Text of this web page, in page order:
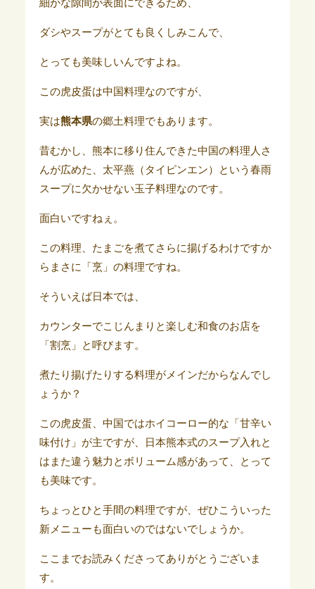
細かな隙間が表面にできるため、
ダシやスープがとても良くしみこんで、
とっても美味しいんですよね。
この虎皮蛋は中国料理なのですが、
実は熊本県の郷土料理でもあります。
昔むかし、熊本に移り住んできた中国の料理人さ
んが広めた、太平燕（タイピンエン）という春雨
スープに欠かせない玉子料理なのです。
面白いですねぇ。
この料理、たまごを煮てさらに揚げるわけですか
らまさに「烹」の料理ですね。
そういえば日本では、
カウンターでこじんまりと楽しむ和食のお店を
「割烹」と呼びます。
煮たり揚げたりする料理がメインだからなんでし
ょうか？
この虎皮蛋、中国ではホイコーロー的な「甘辛い
味付け」が主ですが、日本熊本式のスープ入れと
はまた違う魅力とボリューム感があって、とって
も美味です。
ちょっとひと手間の料理ですが、ぜひこういった
新メニューも面白いのではないでしょうか。
ここまでお読みくださってありがとうございま
す。